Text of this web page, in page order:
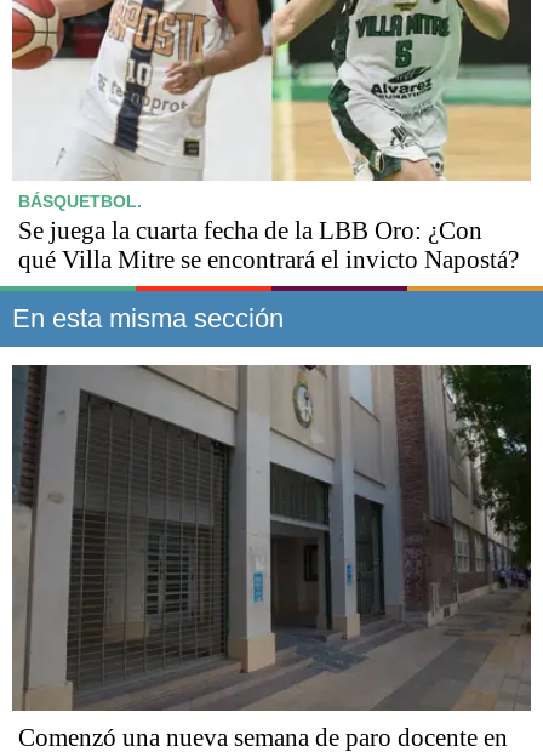
BÁSQUETBOL.
Se juega la cuarta fecha de la LBB Oro: ¿Con
qué Villa Mitre se encontrará el invicto Napostá?
En esta misma sección
Comenzó una nueva semana de paro docente en